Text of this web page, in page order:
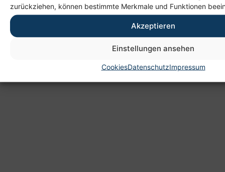
zurückziehen, können bestimmte Merkmale und Funktionen
Akzeptieren
Einstellungen ansehen
CookiesDatenschutzImpressum
Heim gemeinnützige GmbH